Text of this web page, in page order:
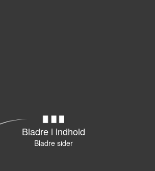
Bladre i indhold
Bladre sider